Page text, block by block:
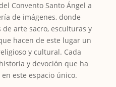
Convento Santo Ángel a
de imágenes, donde
arte sacro, esculturas y
hacen de este lugar un
y cultural. Cada
y devoción que ha
este espacio único.